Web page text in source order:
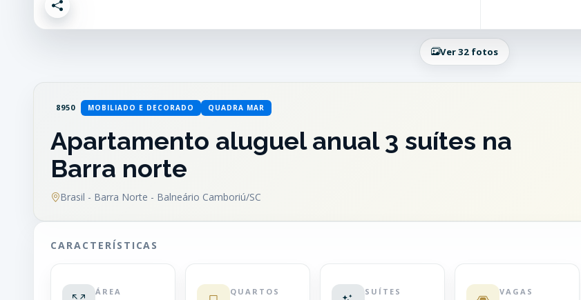
Ver 32 fotos
8950 MOBILIADO E DECORADO QUADRA MAR
Apartamento aluguel anual 3 suítes na
Barra norte
Brasil - Barra Norte - Balneário Camboriú/SC
CARACTERÍSTICAS
ÁREA QUARTOS SUÍTES VAGAS